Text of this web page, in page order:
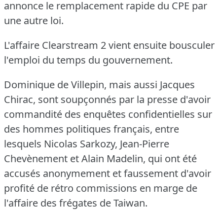
annonce le remplacement rapide du CPE par
une autre loi.
L'affaire Clearstream 2 vient ensuite bousculer
l'emploi du temps du gouvernement.
Dominique de Villepin, mais aussi Jacques
Chirac, sont soupçonnés par la presse d'avoir
commandité des enquêtes confidentielles sur
des hommes politiques français, entre
lesquels Nicolas Sarkozy, Jean-Pierre
Chevènement et Alain Madelin, qui ont été
accusés anonymement et faussement d'avoir
profité de rétro commissions en marge de
l'affaire des frégates de Taiwan.